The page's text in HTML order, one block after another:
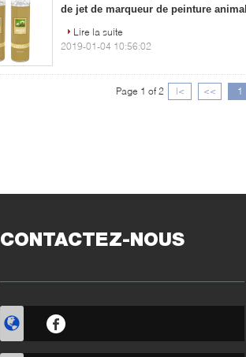
de jet de marqueur de peinture
Lire la suite
2019-01-04 10:56:02
Page 1 of 2 |< << 1
CONTACTEZ-NOUS